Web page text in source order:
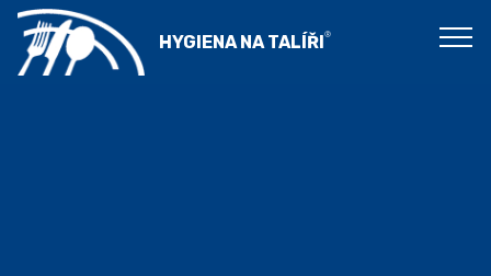
HYGIENA NA TALÍŘI®